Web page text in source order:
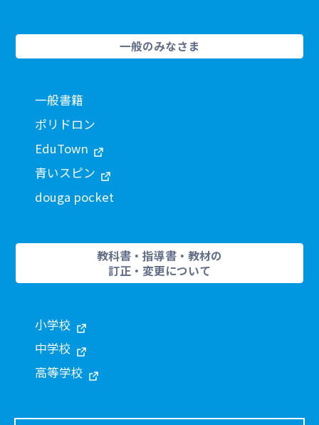
一般のみなさま
一般書籍
ポリドロン
EduTown
青いスピン
douga pocket
教科書・指導書・教材の
訂正・変更について
小学校
中学校
高等学校